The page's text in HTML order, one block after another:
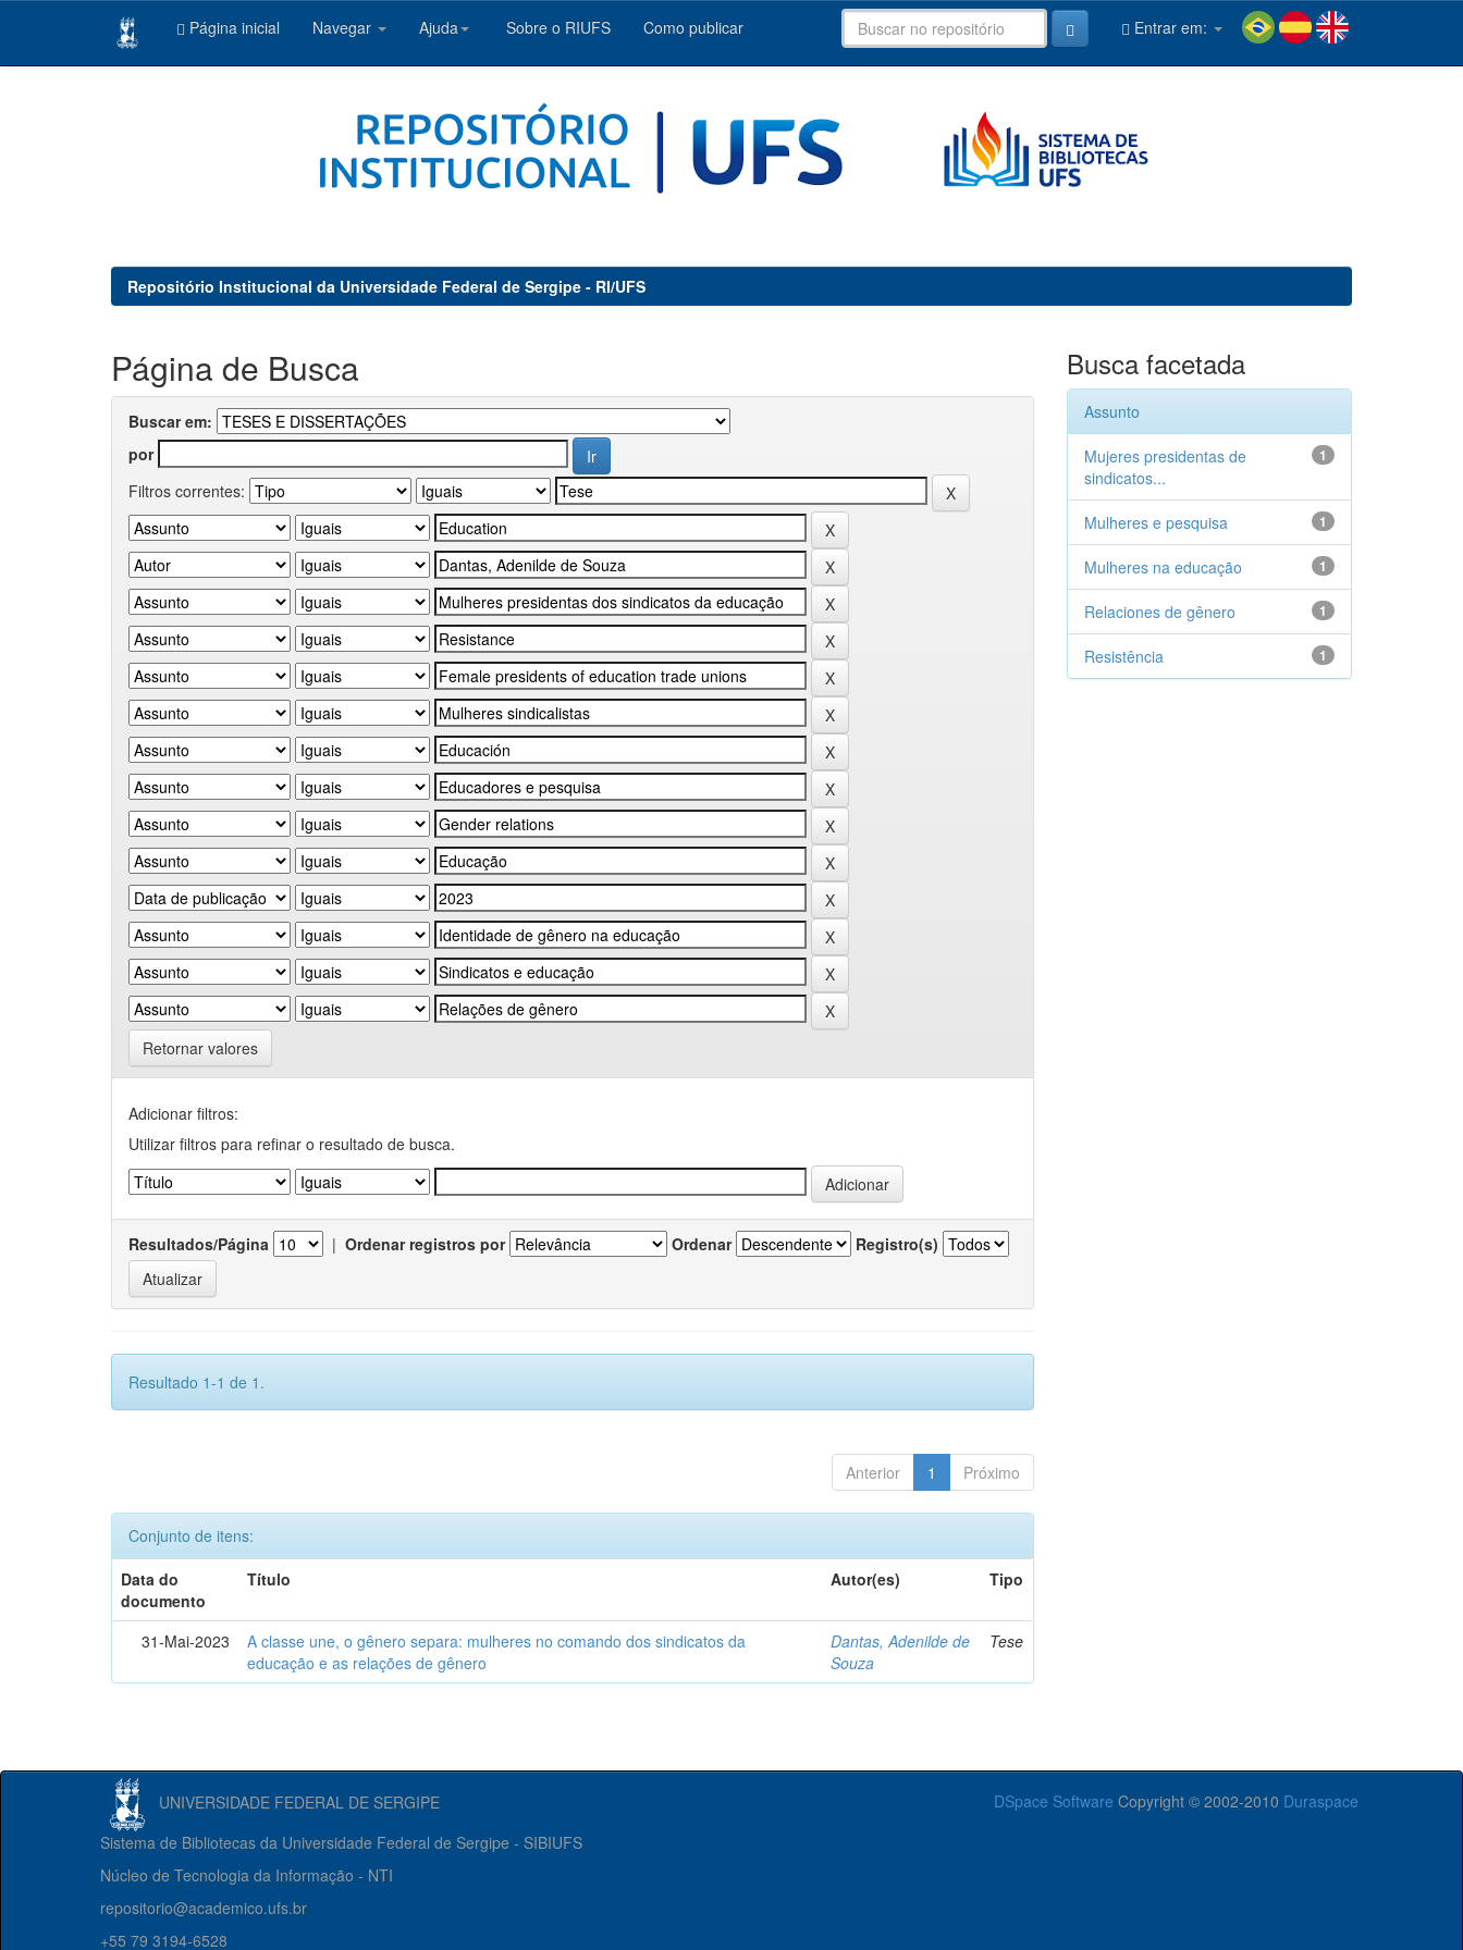
Página inicial Navegar Ajuda Sobre o RIUFS Como publicar Entrar em:
Repositório Institucional da Universidade Federal de Sergipe - RI/UFS
Página de Busca
Buscar em:
por
Filtros correntes:
Retornar valores
Adicionar filtros:
Utilizar filtros para refinar o resultado de busca.
Resultados/Página | Ordenar registros por Ordenar Registro(s)
Resultado 1-1 de 1.
Anterior 1 Próximo
Conjunto de itens:
Data do
documento
Título Autor(es) Tipo
31-Mai-2023
A classe une, o gênero separa: mulheres no comando dos sindicatos da
educação e as relações de gênero
Dantas, Adenilde de
Souza
Tese
Busca facetada
Assunto
1
Mujeres presidentas de
sindicatos...
1
Mulheres e pesquisa
1
Mulheres na educação
1
Relaciones de gênero
1
Resistência
UNIVERSIDADE FEDERAL DE SERGIPE DSpace Software Copyright © 2002-2010 Duraspace
Sistema de Bibliotecas da Universidade Federal de Sergipe - SIBIUFS
Núcleo de Tecnologia da Informação - NTI
repositorio@academico.ufs.br
+55 79 3194-6528